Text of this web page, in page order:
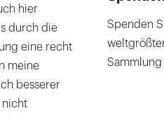
hier
durch die
eine recht
meine
besserer
nicht
Spenden
Sammlung